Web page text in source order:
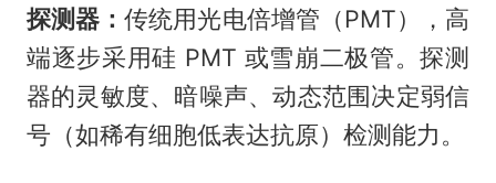
探测器：传统用光电倍增管（PMT），高
端逐步采用硅 PMT 或雪崩二极管。探测
器的灵敏度、暗噪声、动态范围决定弱信
号（如稀有细胞低表达抗原）检测能力。